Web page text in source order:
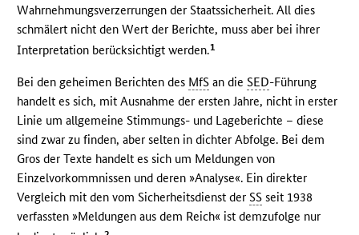
Wahrnehmungsverzerrungen der Staatssicherheit. All dies
schmälert nicht den Wert der Berichte, muss aber bei ihrer
Interpretation berücksichtigt werden.1
Bei den geheimen Berichten des MfS an dieSED-Führung
handelt es sich, mit Ausnahme der ersten Jahre, nicht in erster
Linie um allgemeine Stimmungs- und Lageberichte – diese
sind zwar zu finden, aber selten in dichter Abfolge. Bei dem
Gros der Texte handelt es sich um Meldungen von
Einzelvorkommnissen und deren »Analyse«. Ein direkter
Vergleich mit den vom Sicherheitsdienst derSS seit 1938
verfassten »Meldungen aus dem Reich« ist demzufolge nur